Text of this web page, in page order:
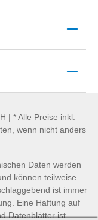
| * Alle Preise inkl.
wenn nicht anders
Daten werden
können teilweise
ist immer
Eine Haftung auf
Datenblätter ist